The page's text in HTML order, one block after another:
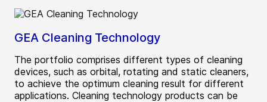
GEA Cleaning Technology
The portfolio comprises different types of cleaning
devices, such as orbital, rotating and static cleaners,
to achieve the optimum cleaning result for different
applications. Cleaning technology products can be